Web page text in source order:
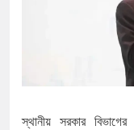
স্থানীয় সরকার বিভাগের